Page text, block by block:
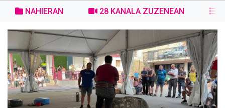
NAHIERAN 28 KANALA ZUZENEAN